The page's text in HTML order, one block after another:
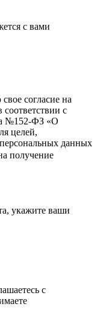
с вами
согласие на
с
№152-ФЗ «О
целей,
данных
получение
укажите ваши
с